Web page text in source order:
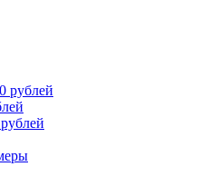
рублей